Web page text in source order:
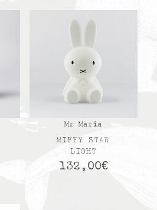
Mr Maria
MIFFY STAR
LIGHT
132,00€